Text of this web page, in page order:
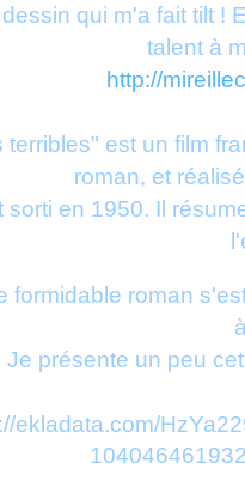
qui m'a fait tilt !
talent à
http://
terribles" est un film
roman, et
sorti en 1950. Il
formidable roman
Je présente un peu